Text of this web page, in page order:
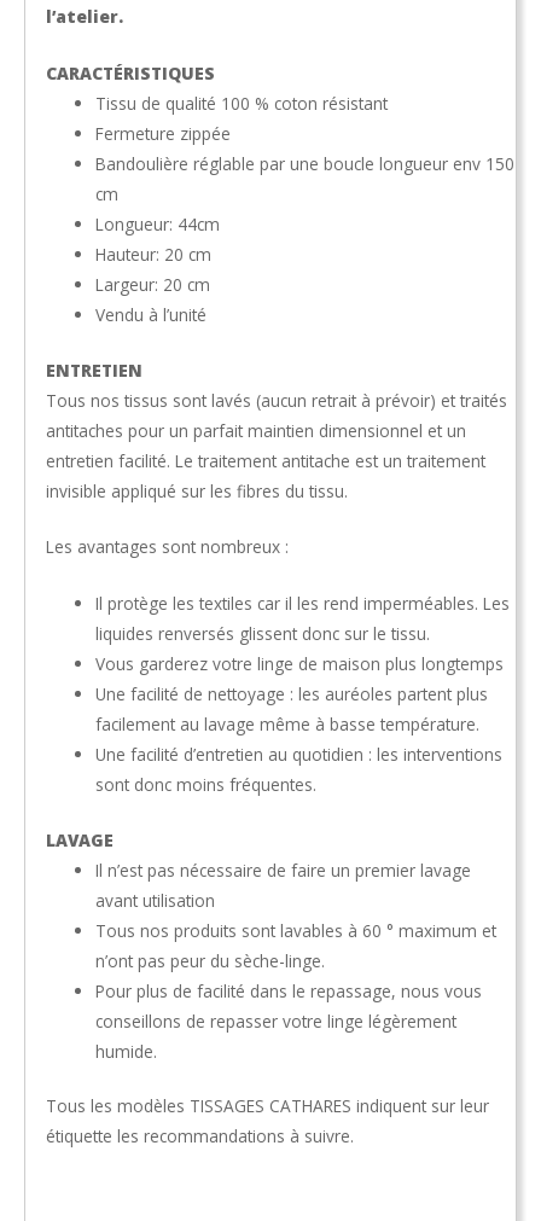
l’atelier.
CARACTÉRISTIQUES
Tissu de qualité 100 % coton résistant
Fermeture zippée
Bandoulière réglable par une boucle longueur env 150
cm
Longueur: 44cm
Hauteur: 20 cm
Largeur: 20 cm
Vendu à l’unité
ENTRETIEN
Tous nos tissus sont lavés (aucun retrait à prévoir) et traités
antitaches pour un parfait maintien dimensionnel et un
entretien facilité. Le traitement antitache est un traitement
invisible appliqué sur les fibres du tissu.
Les avantages sont nombreux :
Il protège les textiles car il les rend imperméables. Les
liquides renversés glissent donc sur le tissu.
Vous garderez votre linge de maison plus longtemps
Une facilité de nettoyage : les auréoles partent plus
facilement au lavage même à basse température.
Une facilité d’entretien au quotidien : les interventions
sont donc moins fréquentes.
LAVAGE
Il n’est pas nécessaire de faire un premier lavage
avant utilisation
Tous nos produits sont lavables à 60 ° maximum et
n’ont pas peur du sèche-linge.
Pour plus de facilité dans le repassage, nous vous
conseillons de repasser votre linge légèrement
humide.
Tous les modèles TISSAGES CATHARES indiquent sur leur
étiquette les recommandations à suivre.